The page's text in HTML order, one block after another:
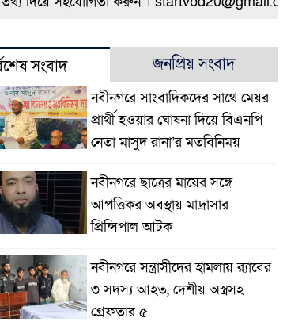
শ্রমিকের হাতের কবজি বিচ্ছিন্ন
নবীনগরে জনবান্ধব
সংবাদ জনপ্রিয় সংবাদ
নবীনগরে সাংবাদিকদের সাথে মেয়র
প্রার্থী হওয়ার ঘোষনা দিয়ে বিএনপি
নেতা মাসুদ রানা’র মতবিনিময়
নবীনগরে ছাত্রের মায়ের সঙ্গে
আপত্তিকর অবস্থায় মাদ্রাসার
প্রিন্সিপাল আটক
নবীনগরে সন্ত্রাসীদের হামলায় র‍্যাবের
৩ সদস্য আহত, দেশীয় অস্ত্রসহ
গ্রেফতার ৫